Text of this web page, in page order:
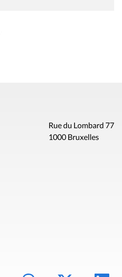
Rue du Lombard 77
1000 Bruxelles